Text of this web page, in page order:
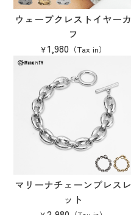
ウェーブクレストイヤーカ
フ
1,980
マリーナチェーンブレスレ
ット